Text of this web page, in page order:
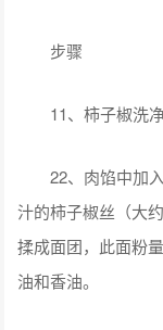
步骤
11、柿子椒洗净
22、肉馅中加入
汁的柿子椒丝（大
揉成面团，此面粉
油和香油。